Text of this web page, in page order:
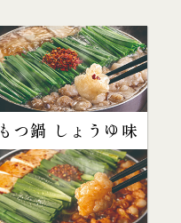
もつ鍋 しょうゆ味